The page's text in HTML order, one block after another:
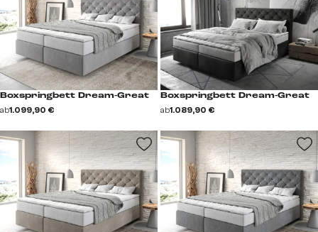
Boxspringbett Dream-Great
ab1.099,90 €
Boxspringbett Dream-Great
ab1.089,90 €